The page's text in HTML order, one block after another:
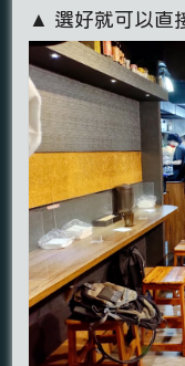
▲ 選好就可以直